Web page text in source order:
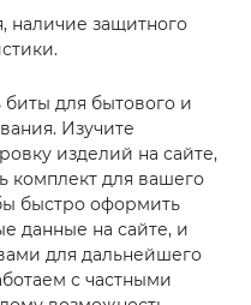
наличие защитного
биты для бытового и
Изучите
изделий на сайте,
комплект для вашего
быстро оформить
данные на сайте, и
для дальнейшего
с частными